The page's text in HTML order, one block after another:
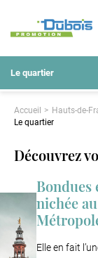
Le quartier
Accueil Hauts-de-
Le quartier
Découvrez
Bondues
nichée
Elle en fait